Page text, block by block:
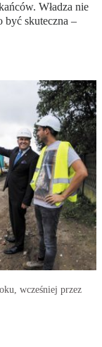
Władza nie
być skuteczna –
wcześniej przez